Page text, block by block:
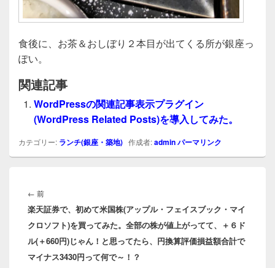
食後に、お茶＆おしぼり２本目が出てくる所が銀座っ
ぽい。
関連記事
WordPressの関連記事表示プラグイン
(WordPress Related Posts)を導入してみた。
カテゴリー: ランチ(銀座・築地) 作成者:adminパーマリンク
稿
ナ
ビ
ゲ
ー
シ
← 前前
の
投
稿:
楽天証券で、初めて米国株(アップル・フェイスブック・マイ
クロソフト)を買ってみた。全部の株が値上がってて、＋６ド
ル(＋660円)じゃん！と思ってたら、円換算評価損益額合計で
マイナス3430円って何で～！？